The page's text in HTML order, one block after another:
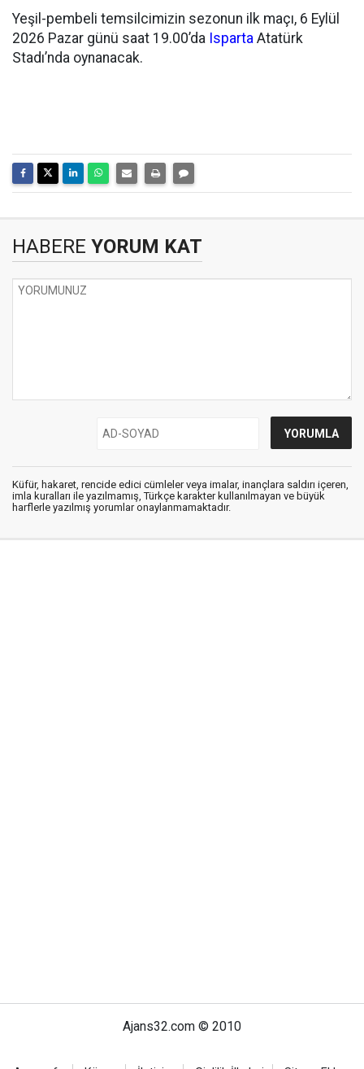
Yeşil-pembeli temsilcimizin sezonun ilk maçı, 6 Eylül
2026 Pazar günü saat 19.00’da Isparta Atatürk
Stadı’nda oynanacak.
HABERE YORUM KAT
Küfür, hakaret, rencide edici cümleler veya imalar, inançlara saldırı içeren,
imla kuralları ile yazılmamış, Türkçe karakter kullanılmayan ve büyük
harflerle yazılmış yorumlar onaylanmamaktadır.
Ajans32.com © 2010